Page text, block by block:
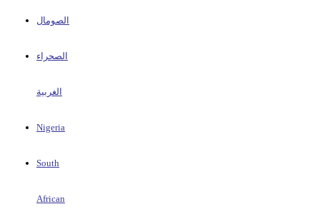
الصومال
الصحراء
الغربية
Nigeria
South
African